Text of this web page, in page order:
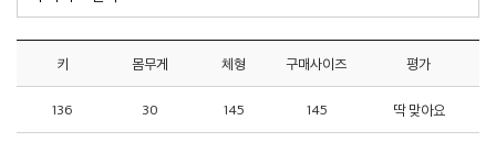
키 몸무게 체형 구매사이즈 평가
136 30 145 145 딱 맞아요